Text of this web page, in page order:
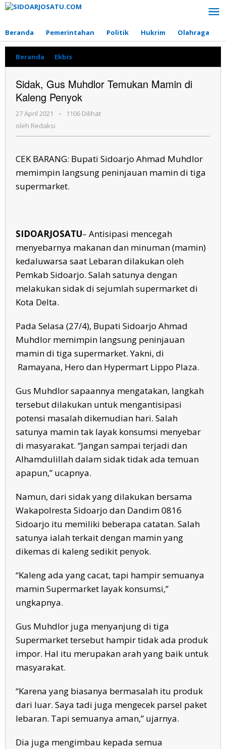
Lewati
Beranda
Pemerintahan Politik Hukrim Olahraga
Beranda Ekbis
Gus
Temukan
Mamin
Kaleng
Sidak, Gus Muhdlor Temukan Mamin di
Kaleng Penyok
27 April 2021
oleh
-
1106 Dilihat
oleh Redaksi
CEK BARANG: Bupati Sidoarjo Ahmad Muhdlor
memimpin langsung peninjauan mamin di tiga
supermarket.
SIDOARJOSATU– Antisipasi mencegah
menyebarnya makanan dan minuman (mamin)
kedaluwarsa saat Lebaran dilakukan oleh
Pemkab Sidoarjo. Salah satunya dengan
melakukan sidak di sejumlah supermarket di
Kota Delta.
Pada Selasa (27/4), Bupati Sidoarjo Ahmad
Muhdlor memimpin langsung peninjauan
mamin di tiga supermarket. Yakni, di
Ramayana, Hero dan Hypermart Lippo Plaza.
Gus Muhdlor sapaannya mengatakan, langkah
tersebut dilakukan untuk mengantisipasi
potensi masalah dikemudian hari. Salah
satunya mamin tak layak konsumsi menyebar
di masyarakat. “Jangan sampai terjadi dan
Alhamdulillah dalam sidak tidak ada temuan
apapun,” ucapnya.
Namun, dari sidak yang dilakukan bersama
Wakapolresta Sidoarjo dan Dandim 0816
Sidoarjo itu memiliki beberapa catatan. Salah
satunya ialah terkait dengan mamin yang
dikemas di kaleng sedikit penyok.
“Kaleng ada yang cacat, tapi hampir semuanya
mamin Supermarket layak konsumsi,”
ungkapnya.
Gus Muhdlor juga menyanjung di tiga
Supermarket tersebut hampir tidak ada produk
impor. Hal itu merupakan arah yang baik untuk
masyarakat.
“Karena yang biasanya bermasalah itu produk
dari luar. Saya tadi juga mengecek parsel paket
lebaran. Tapi semuanya aman,” ujarnya.
Dia juga mengimbau kepada semua